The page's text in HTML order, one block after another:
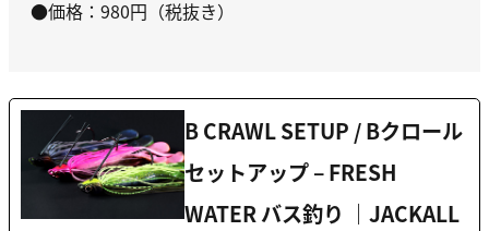
●価格：980円（税抜き）
B CRAWL SETUP / Bクロール
セットアップ – FRESH
WATER バス釣り ｜JACKALL